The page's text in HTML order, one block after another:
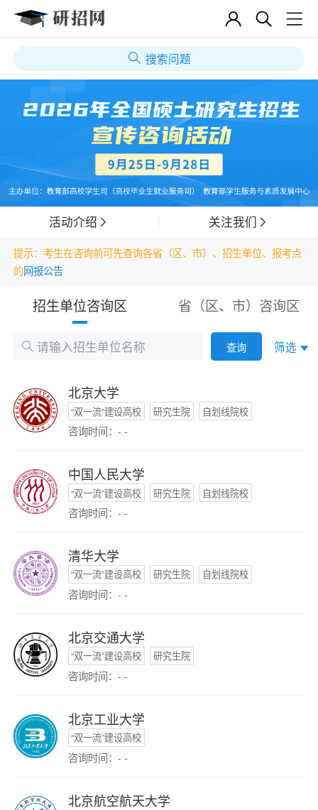
搜索问题
活动介绍 关注我们
提示：考生在咨询前可先查询各省（区、市）、招生单位、报考点
的网报公告
招生单位咨询区 省（区、市）咨询区
查询 筛选
北京大学
“双一流”建设高校 研究生院 自划线院校
咨询时间：- -
中国人民大学
“双一流”建设高校 研究生院 自划线院校
咨询时间：- -
清华大学
“双一流”建设高校 研究生院 自划线院校
咨询时间：- -
北京交通大学
“双一流”建设高校 研究生院
咨询时间：- -
北京工业大学
“双一流”建设高校
咨询时间：- -
北京航空航天大学